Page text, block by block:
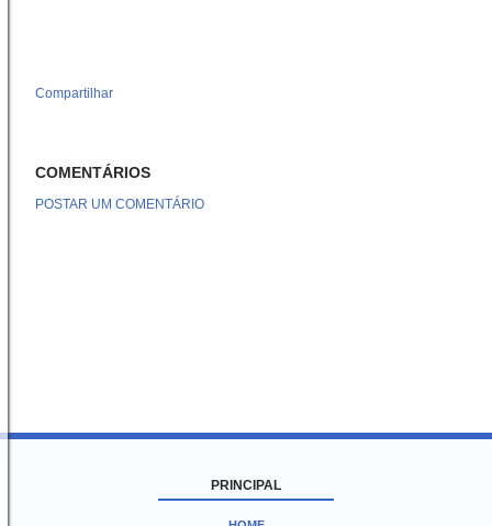
Compartilhar
COMENTÁRIOS
POSTAR UM COMENTÁRIO
PRINCIPAL